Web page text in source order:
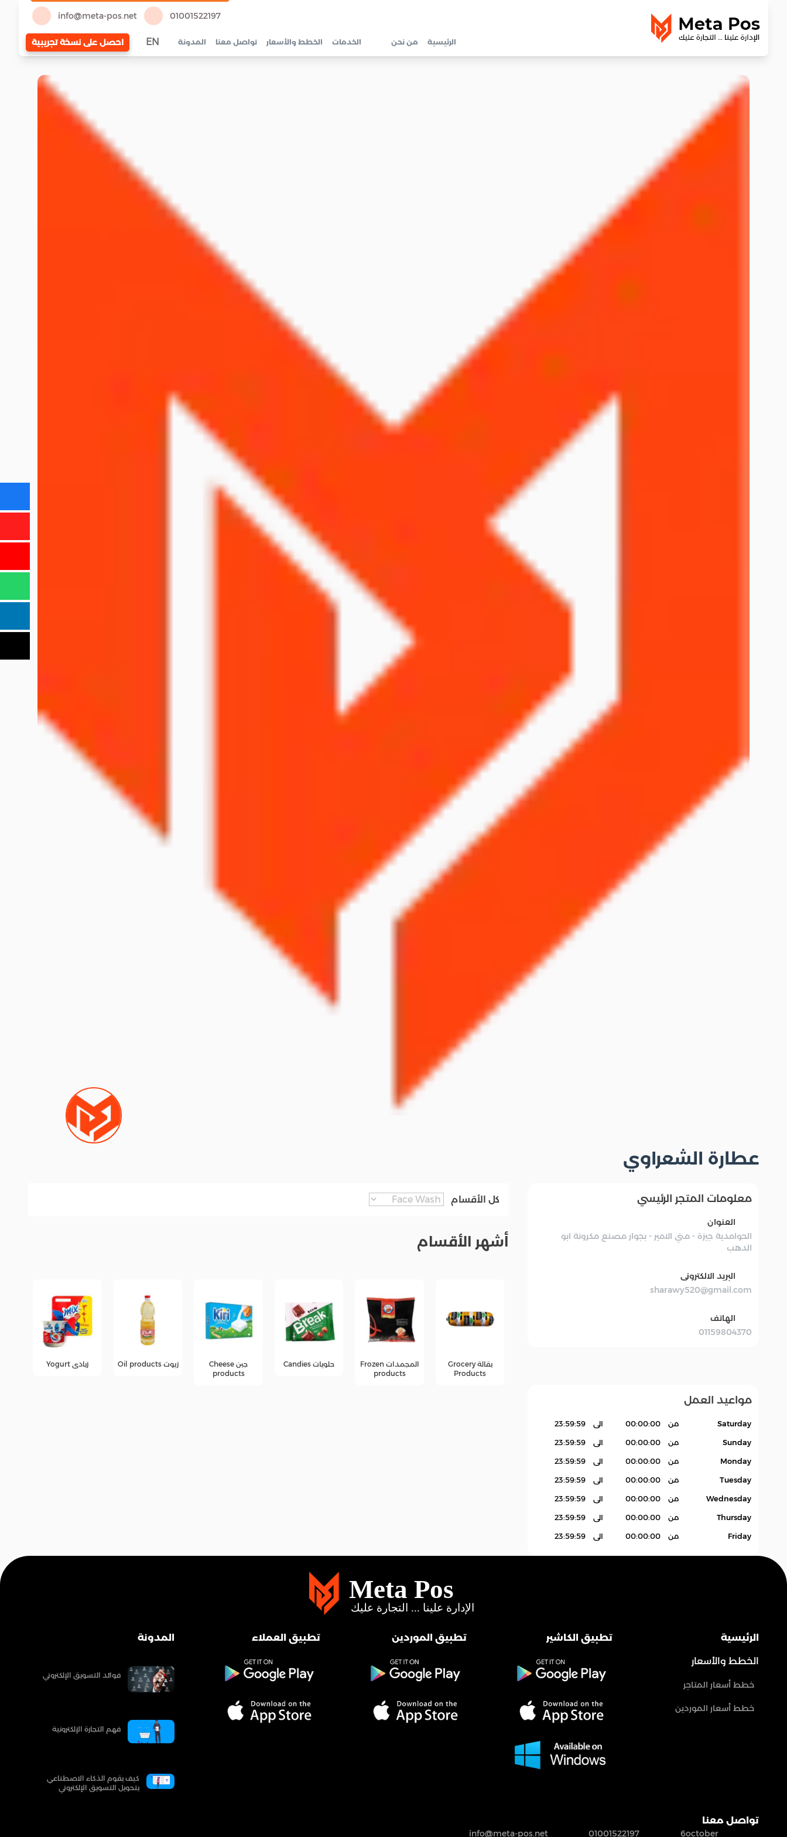
01001522197
info@meta-pos.net
الرئيسية من نحن الخدمات الخطط والأسعار تواصل معنا المدونة EN احصل على نسخة تجريبية
عطارة الشعراوي
معلومات المتجر الرئيسي
العنوان
الحوامدية جيزة - مني الامير - بجوار مصنع مكرونة ابو
الدهب
البريد الالكترونى
sharawy520@gmail.com
الهاتف
01159804370
مواعيد العمل
Saturday من 00:00:00 الى 23:59:59
Sunday من 00:00:00 الى 23:59:59
Monday من 00:00:00 الى 23:59:59
Tuesday من 00:00:00 الى 23:59:59
Wednesday من 00:00:00 الى 23:59:59
Thursday من 00:00:00 الى 23:59:59
Friday من 00:00:00 الى 23:59:59
كل الأقسام
أشهر الأقسام
المجمدات Frozen
products
حلويات Candies
جبن Cheese
زيوت Oil products زبادى Yogurt عصائر
الرئيسية
الخطط والأسعار
خطط أسعار المتاجر
خطط أسعار الموردين
تطبيق الكاشير تطبيق الموردين تطبيق العملاء المدونة
فوائد التسويق الإلكتروني
فهم التجارة الإلكترونية
كيف يقوم الذكاء الاصطناعي
بتحويل التسويق الإلكتروني
تواصل معنا
6october
01001522197
info@meta-pos.net